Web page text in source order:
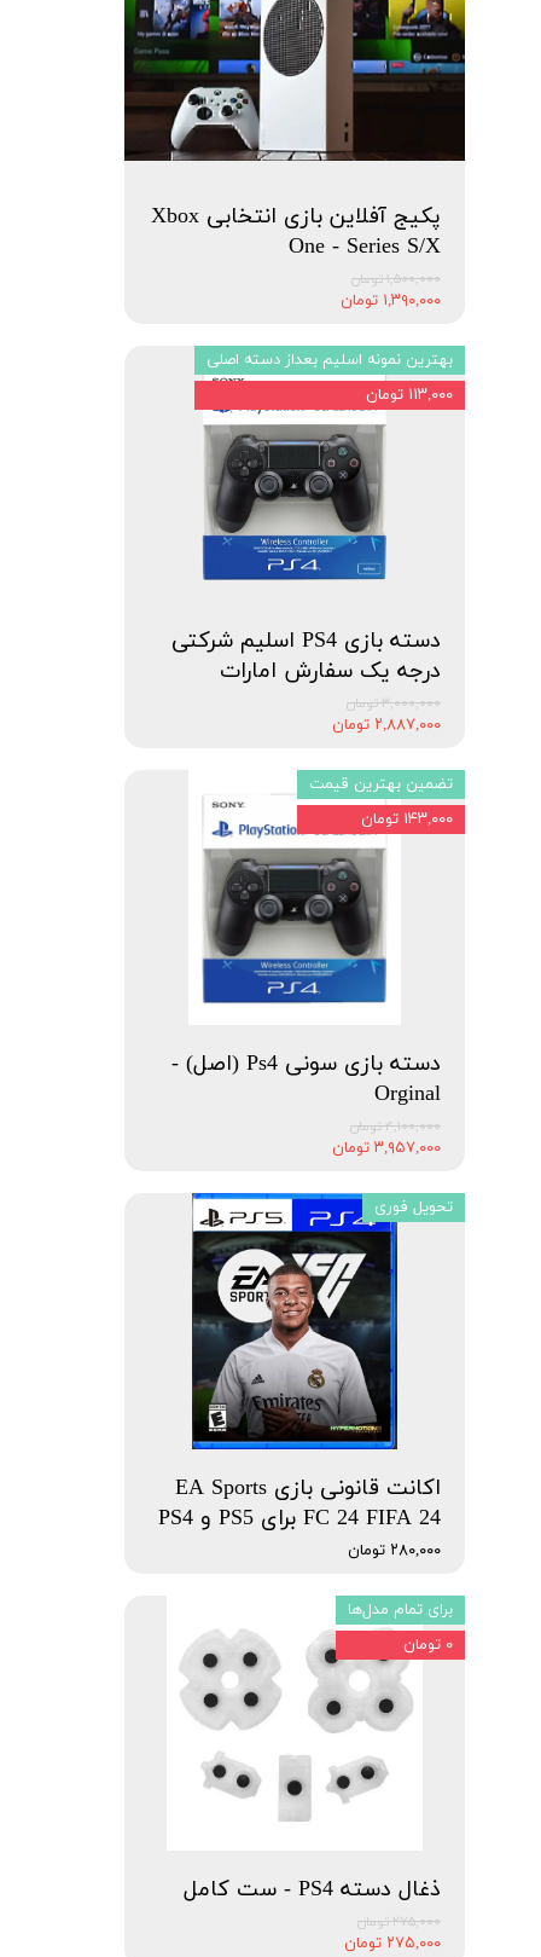
پکیج آفلاین بازی انتخابی Xbox
One - Series S/X
۱,۵۰۰,۰۰۰ تومان
۱,۳۹۰,۰۰۰ تومان
دسته بازی PS4 اسلیم شرکتی
درجه یک سفارش امارات
۳,۰۰۰,۰۰۰ تومان
۲,۸۸۷,۰۰۰ تومان
بهترین نمونه اسلیم بعداز دسته اصلی
۱۱۳,۰۰۰ تومان
دسته بازی سونی Ps4 (اصل) -
Orginal
۴,۱۰۰,۰۰۰ تومان
۳,۹۵۷,۰۰۰ تومان
تضمین بهترین قیمت
۱۴۳,۰۰۰ تومان
اکانت قانونی بازی EA Sports
FC 24 FIFA 24 برای PS5 و PS4
۲۸۰,۰۰۰ تومان
تحویل فوری
ذغال دسته PS4 - ست کامل
۲۷۵,۰۰۰ تومان
۲۷۵,۰۰۰ تومان
برای تمام مدل‌ها
۰ تومان